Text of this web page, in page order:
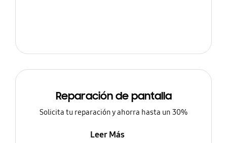
Reparación de pantalla
Solicita tu reparación y ahorra hasta un 30%
Leer Más